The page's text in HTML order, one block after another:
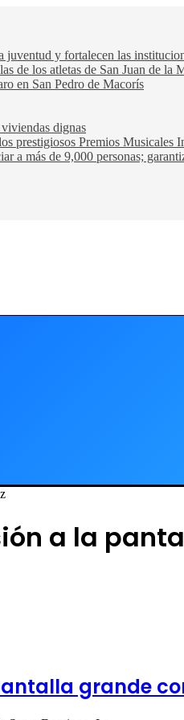
juventud y fortalecen las
de los atletas de San Juan de la
en San Pedro de Macorís
dignas
prestigiosos Premios
más de 9,000 personas;
a la
grande